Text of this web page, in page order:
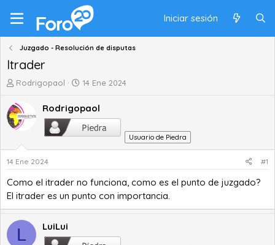
Iniciar sesión
Juzgado - Resolución de disputas
Itrader
A
t
o
r
e
t
m
a
Rodrigopaol
F
c
h
a
e
i
c
i
14 Ene 2024
Rodrigopaol
Usuario de Piedra
14 Ene 2024 #1
Como el itrader no funciona, como es el punto de juzgado?
El itrader es un punto con importancia.
L LuiLui